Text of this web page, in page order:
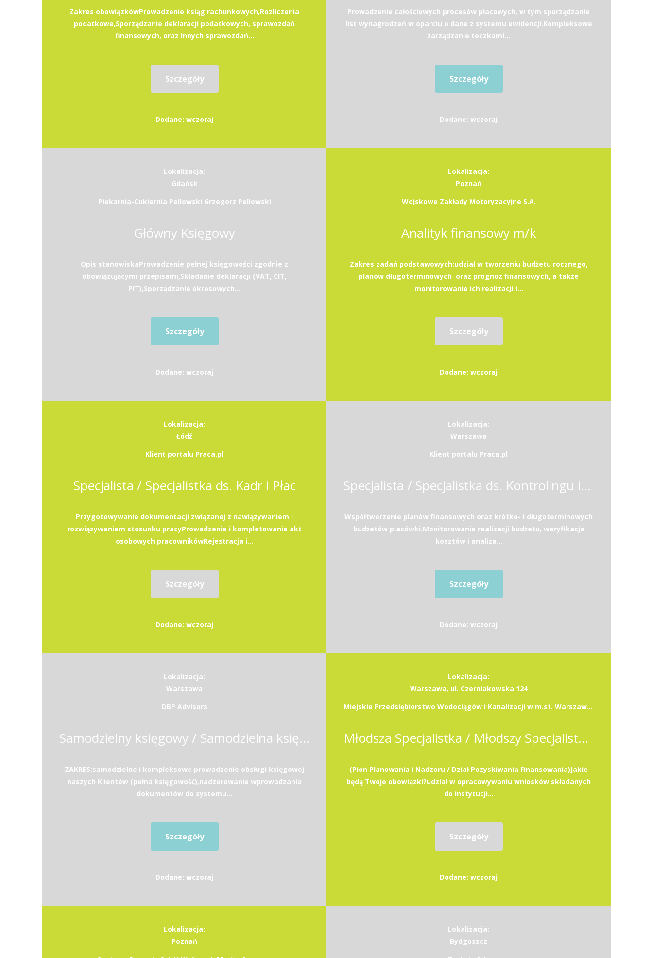
Zakres obowiązkówProwadzenie ksiąg rachunkowych,Rozliczenia
podatkowe,Sporządzanie deklaracji podatkowych, sprawozdań
finansowych, oraz innych sprawozdań...
Szczegóły
Dodane: wczoraj
Prowadzenie całościowych procesów płacowych, w tym sporządzanie
list wynagrodzeń w oparciu o dane z systemu ewidencji.Kompleksowe
zarządzanie teczkami...
Szczegóły
Dodane: wczoraj
Lokalizacja:
Gdańsk
Piekarnia-Cukiernia Pellowski Grzegorz Pellowski
Główny Księgowy
Opis stanowiskaProwadzenie pełnej księgowości zgodnie z
obowiązującymi przepisami,Składanie deklaracji (VAT, CIT,
PIT),Sporządzanie okresowych...
Szczegóły
Dodane: wczoraj
Lokalizacja:
Poznań
Wojskowe Zakłady Motoryzacyjne S.A.
Analityk finansowy m/k
Zakres zadań podstawowych:udział w tworzeniu budżetu rocznego,
planów długoterminowych oraz prognoz finansowych, a także
monitorowanie ich realizacji i...
Szczegóły
Dodane: wczoraj
Lokalizacja:
Łódź
Klient portalu Praca.pl
Specjalista / Specjalistka ds. Kadr i Płac
Przygotowywanie dokumentacji związanej z nawiązywaniem i
rozwiązywaniem stosunku pracyProwadzenie i kompletowanie akt
osobowych pracownikówRejestracja i...
Szczegóły
Dodane: wczoraj
Lokalizacja:
Warszawa
Klient portalu Praca.pl
Specjalista / Specjalistka ds. Kontrolingu i Analiz Finansowych w Sektorze Medycznym
Współtworzenie planów finansowych oraz krótko- i długoterminowych
budżetów placówki.Monitorowanie realizacji budżetu, weryfikacja
kosztów i analiza...
Szczegóły
Dodane: wczoraj
Lokalizacja:
Warszawa
DBP Advisors
Samodzielny księgowy / Samodzielna księgowa ze znajomością jęz. angielskiego
ZAKRES:samodzielne i kompleksowe prowadzenie obsługi księgowej
naszych Klientów (pełna księgowość),nadzorowanie wprowadzania
dokumentów do systemu...
Szczegóły
Dodane: wczoraj
Lokalizacja:
Warszawa, ul. Czerniakowska 124
Miejskie Przedsiębiorstwo Wodociągów i Kanalizacji w m.st. Warszawie S.A.
Młodsza Specjalistka / Młodszy Specjalista -Starsza Specjalistka / Starszy Specjalista ds. Pozyskiwania Finansowania (k/m/n)
(Pion Planowania i Nadzoru / Dział Pozyskiwania Finansowania)Jakie
będą Twoje obowiązki?udział w opracowywaniu wniosków składanych
do instytucji...
Szczegóły
Dodane: wczoraj
Lokalizacja:
Poznań
Lokalizacja:
Bydgoszcz